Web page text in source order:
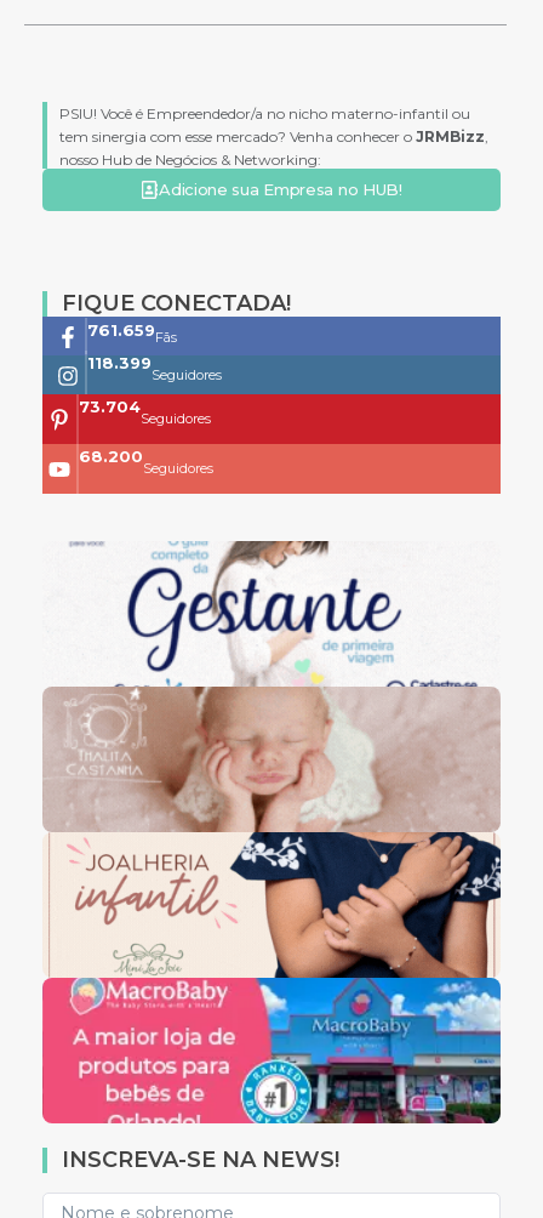
PSIU! Você é Empreendedor/a no nicho materno-infantil ou
tem sinergia com esse mercado? Venha conhecer o JRMBizz
nosso Hub de Negócios & Networking:
Adicione sua Empresa no HUB!
FIQUE CONECTADA!
761.659Fãs
118.399
Seguidores
73.704
Seguidores
68.200
Seguidores
INSCREVA-SE NA NEWS!